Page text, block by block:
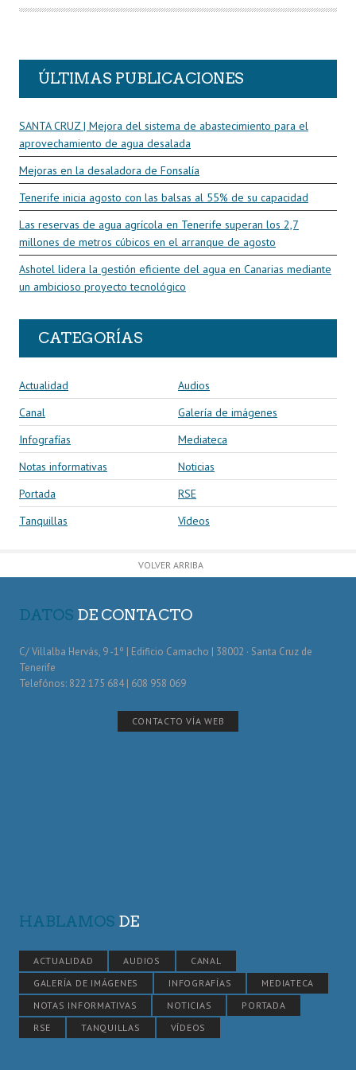
O
ÚLTIMAS PUBLICACIONES
SANTA CRUZ | Mejora del sistema de abastecimiento para el
aprovechamiento de agua desalada
Mejoras en la desaladora de Fonsalía
Tenerife inicia agosto con las balsas al 55% de su capacidad
Las reservas de agua agrícola en Tenerife superan los 2,7
millones de metros cúbicos en el arranque de agosto
Ashotel lidera la gestión eficiente del agua en Canarias mediante
un ambicioso proyecto tecnológico
CATEGORÍAS
Actualidad
Audios
Canal
Galería de imágenes
Infografías
Mediateca
Notas informativas
Noticias
Portada
RSE
Tanquillas
Vídeos
VOLVER ARRIBA
DATOS DE CONTACTO
C/ Villalba Hervás, 9 -1º | Edificio Camacho | 38002 · Santa Cruz de
Tenerife
Telefónos: 822 175 684 | 608 958 069
CONTACTO VÍA WEB
HABLAMOS DE
ACTUALIDAD AUDIOS
CANAL
GALERÍA DE IMÁGENES
INFOGRAFÍAS
MEDIATECA
NOTAS INFORMATIVAS
NOTICIAS
PORTADA
RSE
TANQUILLAS VÍDEOS